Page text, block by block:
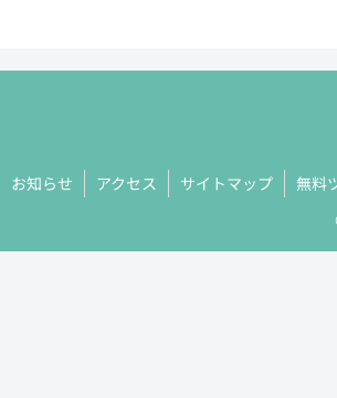
お知らせ アクセス サイトマップ
無料